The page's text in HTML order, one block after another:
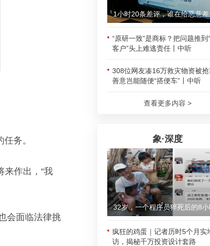
务。
来作出，“我
会面临法律挑
“原研一致”是商标？把问题推到
客户”头上难逃责任丨中听
308位网友凑16万救灾物资被
善意岂能随便“搭便车”丨中听
查看更多内容 >
象·深度
32岁，一个程序员猝死后的8
疯狂的鸡蛋｜记者历时5个月实
访，揭秘千万投资设计套路